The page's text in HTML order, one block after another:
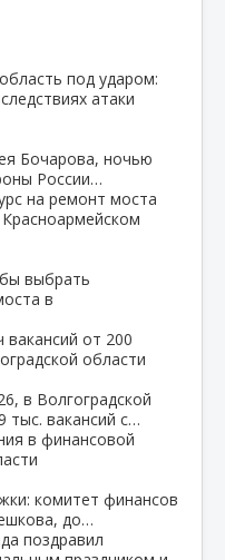
под ударом:
атаки
Бочарова, ночью
России…
на ремонт моста
выбрать
в
вакансий от 200
области
в Волгоградской
вакансий с…
в финансовой
комитет финансов
до…
поздравил